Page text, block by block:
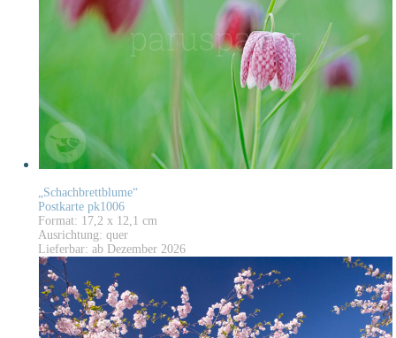
„Schachbrettblume“
Postkarte pk1006
Format: 17,2 x 12,1 cm
Ausrichtung: quer
Lieferbar: ab Dezember 2026